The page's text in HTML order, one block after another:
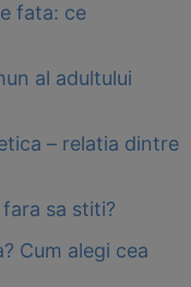
fata: ce
al adultului
– relatia dintre
sa stiti?
Cum alegi cea